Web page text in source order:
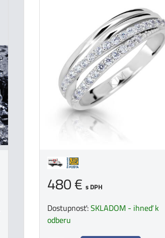
480 € s DPH
Dostupnosť:SKLADOM - ihneď k
odberu